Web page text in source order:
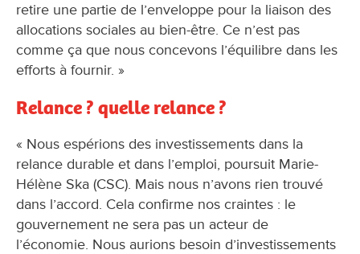
retire une partie de l’enveloppe pour la liaison des
allocations sociales au bien-être. Ce n’est pas
comme ça que nous concevons l’équilibre dans les
efforts à fournir. »
Relance ? quelle relance ?
« Nous espérions des investissements dans la
relance durable et dans l’emploi, poursuit Marie-
Hélène Ska (CSC). Mais nous n’avons rien trouvé
dans l’accord. Cela confirme nos craintes : le
gouvernement ne sera pas un acteur de
l’économie. Nous aurions besoin d’investissements